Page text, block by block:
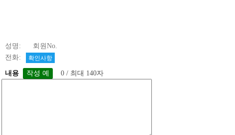
성명: 회원No.
전화:
확인사항
내용 0 / 최대 140자